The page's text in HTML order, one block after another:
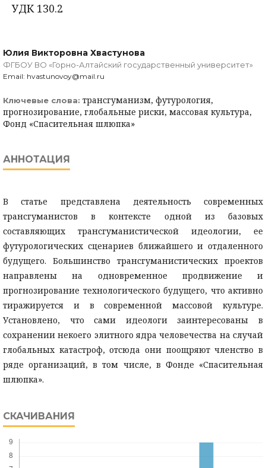
УДК 130.2
Юлия Викторовна Хвастунова
ФГБОУ ВО «Горно-Алтайский государственный университет»
Email: hvastunovoy@mail.ru
Ключевые слова: трансгуманизм, футурология,
прогнозирование, глобальные риски, массовая культура,
Фонд «Спасительная шлюпка»
АННОТАЦИЯ
В статье представлена деятельность современных
трансгуманистов в контексте одной из базовых
составляющих трансгуманистической идеологии, ее
футурологических сценариев ближайшего и отдаленного
будущего. Большинство трансгуманистических проектов
направлены на одновременное продвижение и
прогнозирование технологического будущего, что активно
тиражируется и в современной массовой культуре.
Установлено, что сами идеологи заинтересованы в
сохранении некоего элитного ядра человечества на случай
глобальных катастроф, отсюда они поощряют членство в
ряде организаций, в том числе, в Фонде «Спасительная
шлюпка».
СКАЧИВАНИЯ